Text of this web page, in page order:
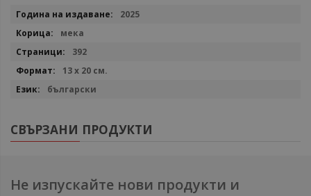
2025
мека
392
13 х 20 см.
български
СВЪРЗАНИ ПРОДУКТИ
Не изпускайте нови продукти и